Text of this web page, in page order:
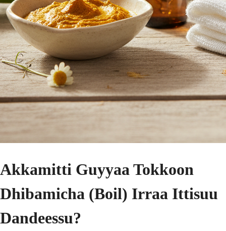
Akkamitti Guyyaa Tokkoon
Dhibamicha (Boil) Irraa Ittisuu
Dandeessu?